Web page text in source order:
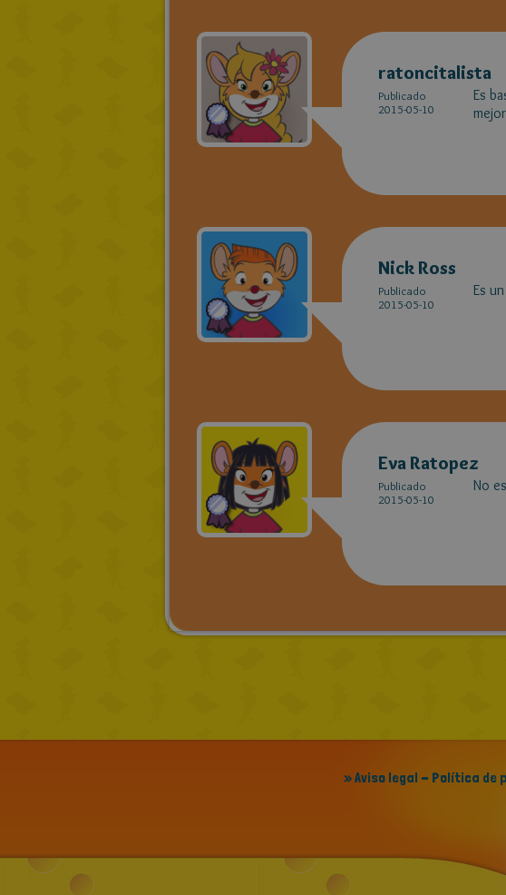
ratoncitalista
Publicado
2015-05-10
Es
Nick Ross
Publicado
2015-05-10
Es
Eva Ratopez
Publicado
2015-05-10
No
» Aviso legal - Política de